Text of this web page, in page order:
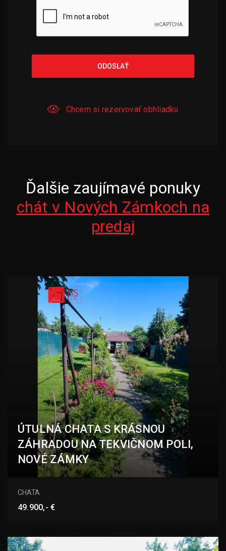
ODOSLAŤ
Chcem si rezervovať obhliadku
Ďalšie zaujímavé ponuky
chát v Nových Zámkoch na
predaj
ÚTULNÁ CHATA S KRÁSNOU
ZÁHRADOU NA TEKVIČNOM POLI,
NOVÉ ZÁMKY
Tekvičné Pole, Nové Zámky
CHATA
49.900,- €